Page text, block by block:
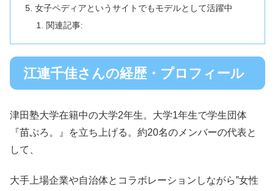
女子ペディアというサイトでもモデルとして活躍中
関連記事:
江連千佳さんの経歴・プロフィール
津田塾大学在籍中の大学2年生。大学1年生で学生団体
『苗ぷろ。』を立ち上げる。約20名のメンバーの代表と
して、
大手上場企業や自治体とコラボレーションしながら”女性